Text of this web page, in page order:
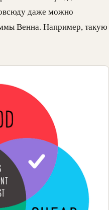
даже можно
Венна. Например, такую